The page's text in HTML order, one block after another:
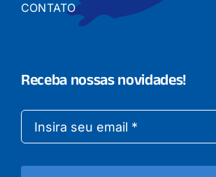
CONTATO
Receba nossas novidades!